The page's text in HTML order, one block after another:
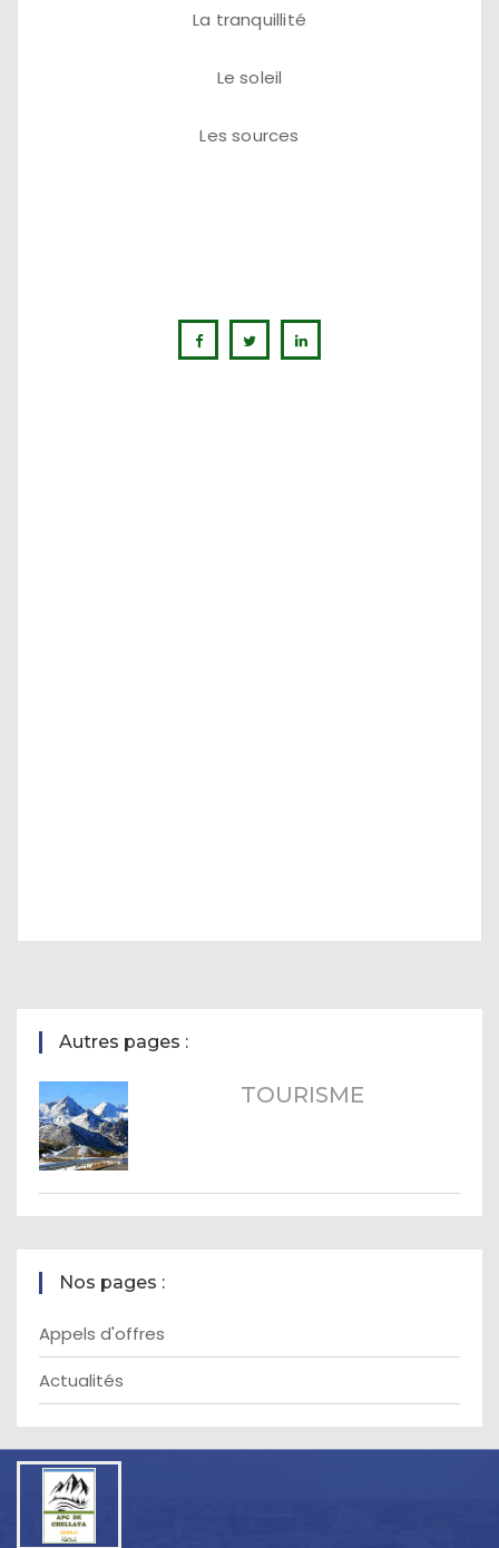
La tranquillité
Le soleil
Les sources
Autres pages :
TOURISME
Nos pages :
Appels d'offres
Actualités